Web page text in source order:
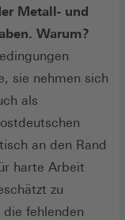
Metall- und
Warum?
sie nehmen sich
als
an den Rand
harte Arbeit
zu
fehlenden